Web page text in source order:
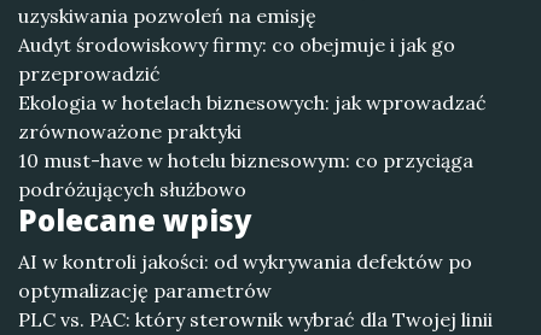
uzyskiwania pozwoleń na emisję
Audyt środowiskowy firmy: co obejmuje i jak go
przeprowadzić
Ekologia w hotelach biznesowych: jak wprowadzać
zrównoważone praktyki
10 must-have w hotelu biznesowym: co przyciąga
podróżujących służbowo
Polecane wpisy
AI w kontroli jakości: od wykrywania defektów po
optymalizację parametrów
PLC vs. PAC: który sterownik wybrać dla Twojej linii